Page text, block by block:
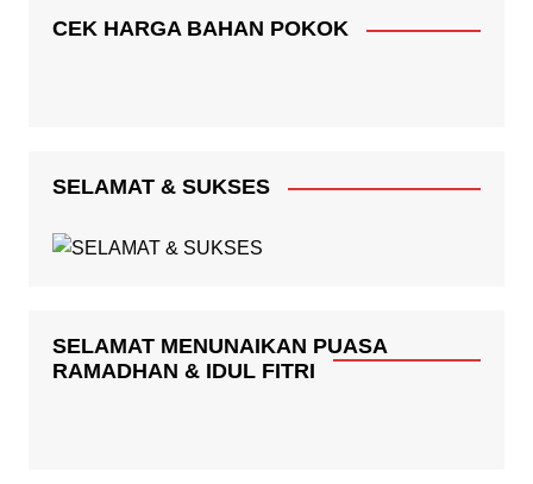
CEK HARGA BAHAN POKOK
SELAMAT & SUKSES
SELAMAT MENUNAIKAN PUASA
RAMADHAN & IDUL FITRI